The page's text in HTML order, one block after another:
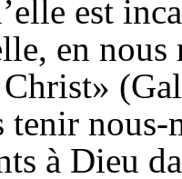
est
en nous
tenir
à Dieu